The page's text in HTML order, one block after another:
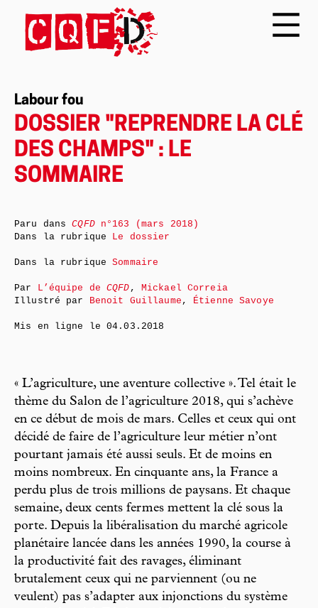
Labour fou
DOSSIER "REPRENDRE LA CLÉ
DES CHAMPS" : LE
SOMMAIRE
« L’agriculture, une aventure collective ». Tel était le
thème du Salon de l’agriculture 2018, qui s’achève
en ce début de mois de mars. Celles et ceux qui ont
décidé de faire de l’agriculture leur métier n’ont
pourtant jamais été aussi seuls. Et de moins en
moins nombreux. En cinquante ans, la France a
perdu plus de trois millions de paysans. Et chaque
semaine, deux cents fermes mettent la clé sous la
porte. Depuis la libéralisation du marché agricole
planétaire lancée dans les années 1990, la course à
la productivité fait des ravages, éliminant
brutalement ceux qui ne parviennent (ou ne
veulent) pas s’adapter aux injonctions du système
Paru dansCQFDn°163 (mars 2018)
Dans la rubrique Le dossier
Dans la rubriqueSommaire
Par L’équipe deCQFD , Mickael Correia
Illustré par Benoit Guillaume , Étienne Savoye
Mis en ligne le04.03.2018